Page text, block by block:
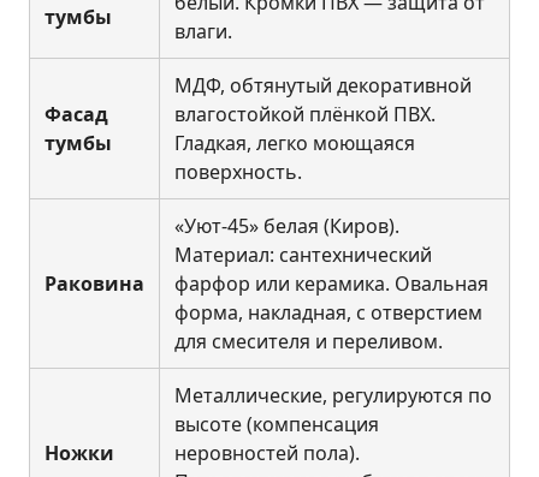
тумбы
влаги.
Фасад
тумбы
МДФ, обтянутый декоративной
влагостойкой плёнкой ПВХ.
Гладкая, легко моющаяся
поверхность.
Раковина
«Уют-45» белая (Киров).
Материал: сантехнический
фарфор или керамика. Овальная
форма, накладная, с отверстием
для смесителя и переливом.
Ножки
Металлические, регулируются по
высоте (компенсация
неровностей пола).